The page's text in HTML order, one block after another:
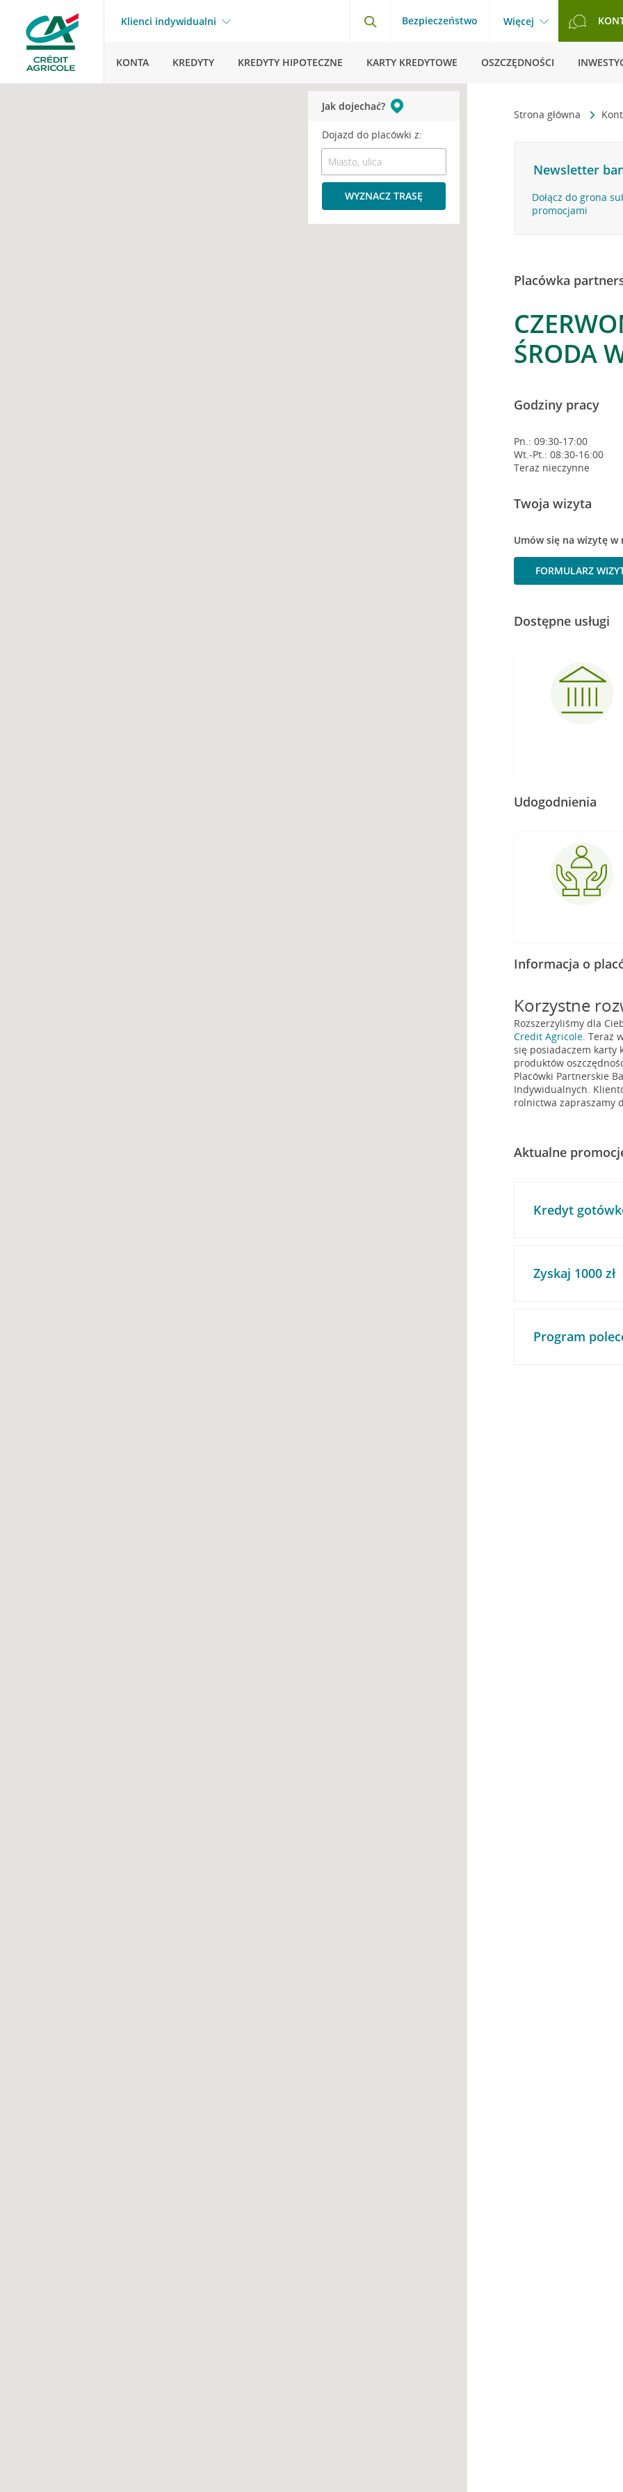
Klienci indywidualni Bezpieczeństwo Więcej
KONTA KREDYTY KREDYTY HIPOTECZNE KARTY KREDYTOWE OSZCZĘDNOŚCI
Strona główna
Newsletter
Dołącz do grona
promocjami
Placówka
ŚRODA
Godziny pracy
Pn.: 09:30-17:00
Wt.-Pt.: 08:30-16:00
Teraz nieczynne
Twoja wizyta
Umów się na wizytę w
FORMULARZ
Dostępne usługi
Udogodnienia
Informacja o
Korzystne
Rozszerzyliśmy dla
Credit Agricole. Teraz
się posiadaczem karty
produktów
Placówki Partnerskie
Indywidualnych.
rolnictwa zapraszamy
Aktualne
Kredyt
Zyskaj 1000 zł
Program
Jak dojechać?
Dojazd do placówki z:
WYZNACZ TRASĘ